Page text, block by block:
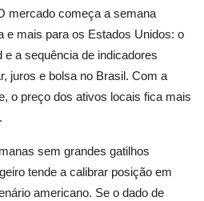
mercado começa a semana
e mais para os Estados Unidos: o
a sequência de indicadores
juros e bolsa no Brasil. Com a
o preço dos ativos locais fica mais
sem grandes gatilhos
tende a calibrar posição em
americano. Se o dado de